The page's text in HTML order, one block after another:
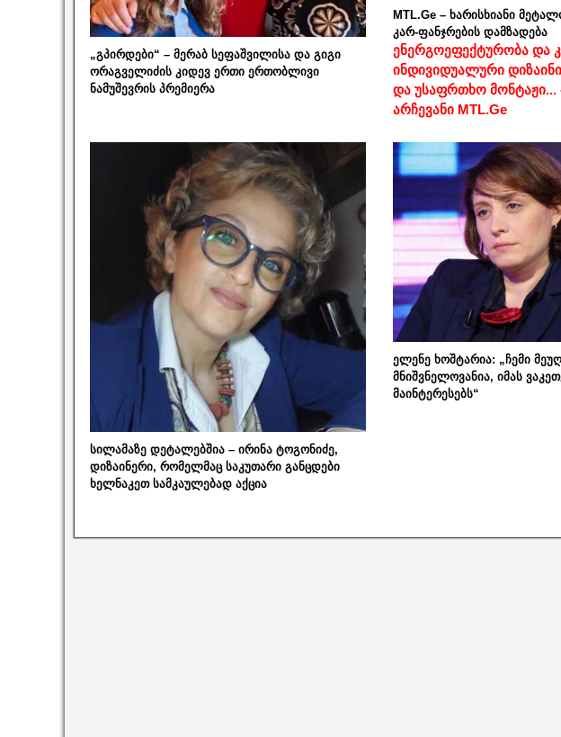
„გპირდები“ – მერაბ სეფაშვილისა და გიგი
ორაგველიძის კიდევ ერთი ერთობლივი
ნამუშევრის პრემიერა
MTL.Ge – ხარისხიანი
კარ-ფანჯრების დამზადება
ენერგოეფექტურობა და
ინდივიდუალური
და უსაფრთხო მონტაჟი...
არჩევანი MTL.Ge
სილამაზე დეტალებშია – ირინა ტოგონიძე,
დიზაინერი, რომელმაც საკუთარი განცდები
ხელნაკეთ სამკაულებად აქცია
ელენე ხოშტარია: „ჩემი
მნიშვნელოვანია, იმას
მაინტერესებს“